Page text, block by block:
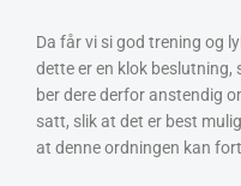
Da får vi si god trening og
dette er en klok beslutning,
ber dere derfor anstendig
satt, slik at det er best
at denne ordningen kan